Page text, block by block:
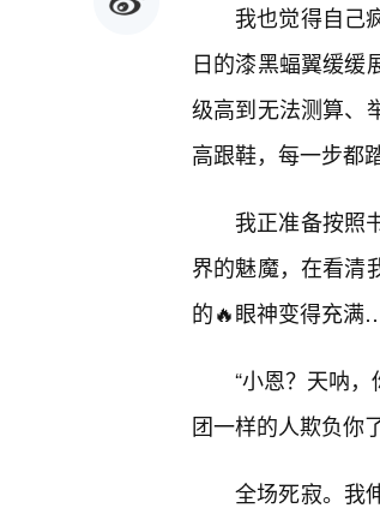
我也觉得自己
日的漆黑蝠翼缓缓
级高到无法测算、
高跟鞋，每一步都
我正准备按照
界的魅魔，在看清
的🔥眼神变得充满
“小恩？天呐
团一样的人欺负你
全场死寂。我